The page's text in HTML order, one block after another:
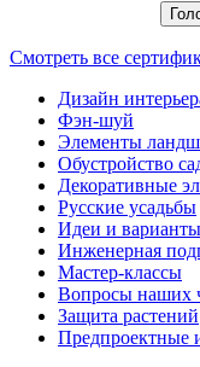
Смотреть все
Дизайн
Фэн-шуй
Элементы
Обустройство
Декоративные
Русские усадьбы
Идеи и
Инженерная
Мастер-классы
Вопросы наших
Защита растений
Предпроектные